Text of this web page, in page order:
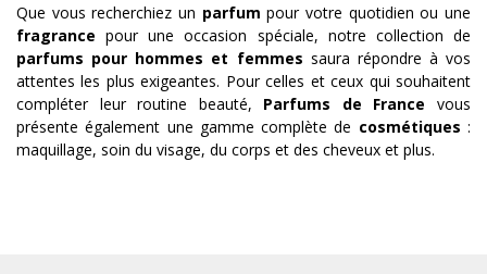
Que vous recherchiez un parfum pour votre quotidien ou une
fragrance pour une occasion spéciale, notre collection de
parfums pour hommes et femmes saura répondre à vos
attentes les plus exigeantes. Pour celles et ceux qui souhaitent
compléter leur routine beauté, Parfums de France vous
présente également une gamme complète de cosmétiques :
maquillage, soin du visage, du corps et des cheveux et plus.